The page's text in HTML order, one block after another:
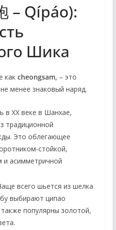
– Qípáo):
Шика
как cheongsam, – это
менее знаковый наряд.
в XX веке в Шанхае,
традиционной
Это облегающее
стойкой,
и асимметричной
всего шьется из шелка
выбирают ципао
популярны золотой,